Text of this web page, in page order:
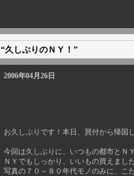
“久しぶりのＮＹ！”
2006年04月26日
お久しぶりです！本日、買付から帰国
今回は久しぶりに、いつもの都市とＮ
ＮＹでもしっかり、いいもの買えました
写真の７０～８０年代モノのみに、こ